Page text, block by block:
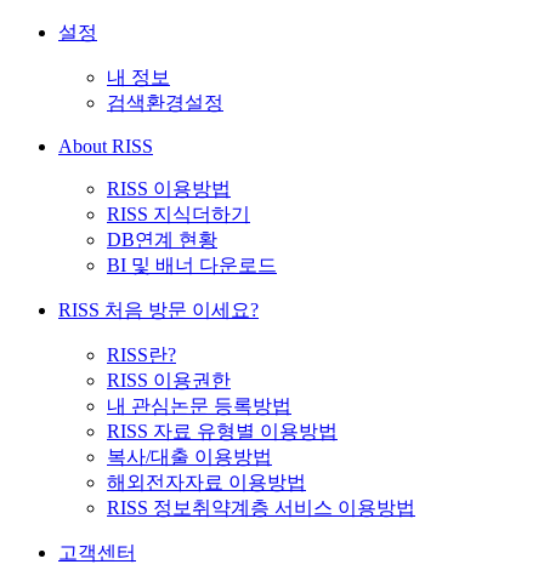
설정
내 정보
검색환경설정
About RISS
RISS 이용방법
RISS 지식더하기
DB연계 현황
BI 및 배너 다운로드
RISS 처음 방문 이세요?
RISS란?
RISS 이용권한
내 관심논문 등록방법
RISS 자료 유형별 이용방법
복사/대출 이용방법
해외전자자료 이용방법
RISS 정보취약계층 서비스 이용방법
고객센터